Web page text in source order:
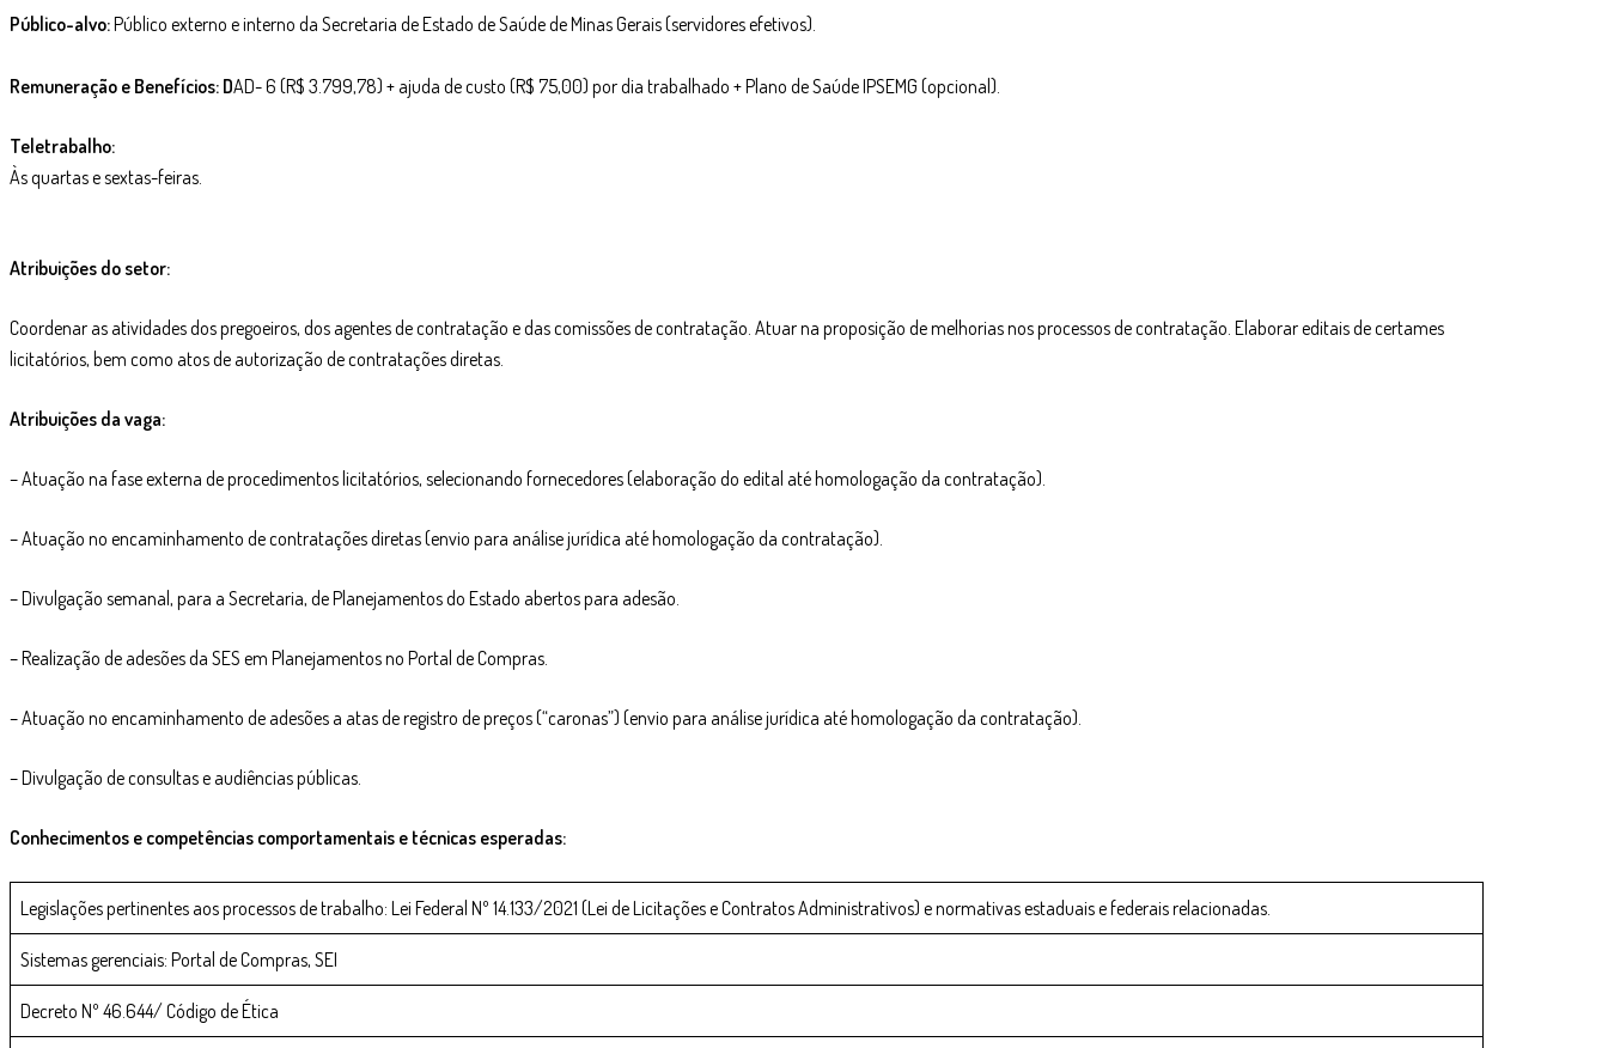
Público-alvo:Público externo e interno da Secretaria de Estado de Saúde de Minas Gerais (servidores efetivos).
Remuneração e Benefícios: DAD- 6 (R$ 3.799,78) + ajuda de custo (R$ 75,00) por dia trabalhado + Plano de Saúde IPSEMG (opcional).
Teletrabalho:
Às quartas e sextas-feiras.
Atribuições do setor:
Coordenar as atividades dos pregoeiros, dos agentes de contratação e das comissões de contratação. Atuar na proposição de melhorias nos processos de contratação. Elaborar editais de certames
licitatórios, bem como atos de autorização de contratações diretas.
Atribuições da vaga:
– Atuação na fase externa de procedimentos licitatórios, selecionando fornecedores (elaboração do edital até homologação da contratação). ​
– Atuação no encaminhamento de contratações diretas (envio para análise jurídica até homologação da contratação). ​
– Divulgação semanal, para a Secretaria, de Planejamentos do Estado abertos para adesão. ​
– Realização de adesões da SES em Planejamentos no Portal de Compras. ​
– Atuação no encaminhamento de adesões a atas de registro de preços (“caronas”) (envio para análise jurídica até homologação da contratação). ​
– Divulgação de consultas e audiências públicas. ​
Conhecimentos e competências comportamentais e técnicas esperadas:
Legislações pertinentes aos processos de trabalho: Lei Federal Nº 14.133/2021 (Lei de Licitações e Contratos Administrativos) e normativas estaduais e federais relacionadas.
Sistemas gerenciais: Portal de Compras, SEI
Decreto Nº 46.644/ Código de Ética